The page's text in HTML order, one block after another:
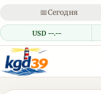
📅Сегодня
USD --.--